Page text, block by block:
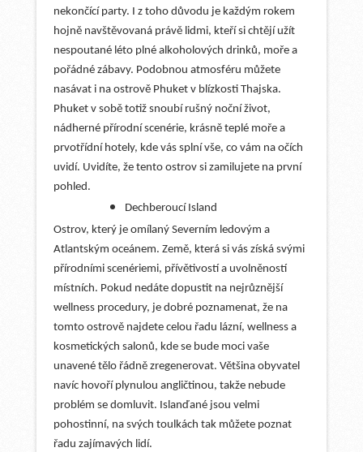
nekončící party. I z toho důvodu je každým rokem
hojně navštěvovaná právě lidmi, kteří si chtějí užít
nespoutané léto plné alkoholových drinků, moře a
pořádné zábavy. Podobnou atmosféru můžete
nasávat i na ostrově Phuket v blízkosti Thajska.
Phuket v sobě totiž snoubí rušný noční život,
nádherné přírodní scenérie, krásně teplé moře a
prvotřídní hotely, kde vás splní vše, co vám na očích
uvidí. Uvidíte, že tento ostrov si zamilujete na první
pohled.
Dechberoucí Island
Ostrov, který je omílaný Severním ledovým a
Atlantským oceánem. Země, která si vás získá svými
přírodními scenériemi, přívětivostí a uvolněností
místních. Pokud nedáte dopustit na nejrůznější
wellness procedury, je dobré poznamenat, že na
tomto ostrově najdete celou řadu lázní, wellness a
kosmetických salonů, kde se bude moci vaše
unavené tělo řádně zregenerovat. Většina obyvatel
navíc hovoří plynulou angličtinou, takže nebude
problém se domluvit. Islanďané jsou velmi
pohostinní, na svých toulkách tak můžete poznat
řadu zajímavých lidí.